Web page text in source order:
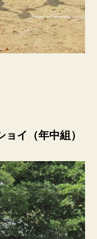
イ（年中組）